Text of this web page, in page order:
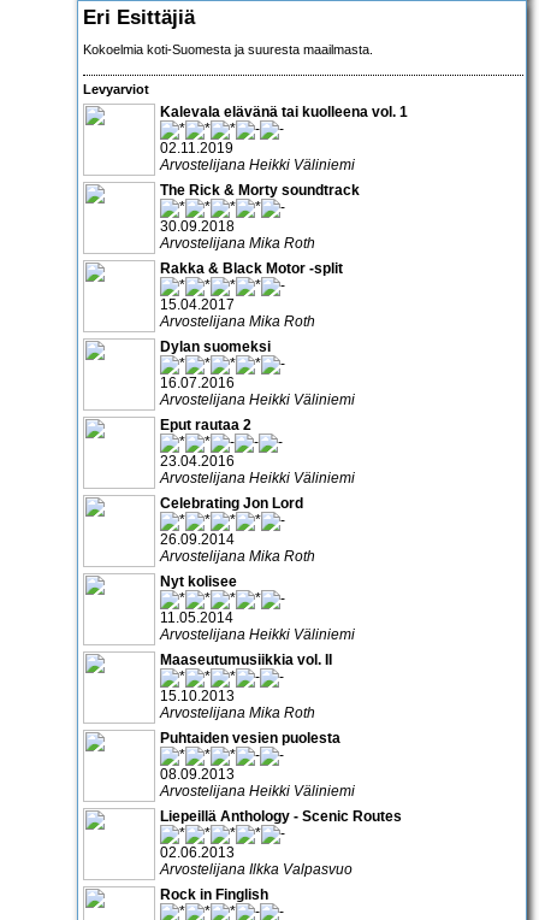
Eri Esittäjiä
Kokoelmia koti-Suomesta ja suuresta maailmasta.
Levyarviot
Kalevala elävänä tai kuolleena vol. 1
02.11.2019
Arvostelijana Heikki Väliniemi
The Rick & Morty soundtrack
30.09.2018
Arvostelijana Mika Roth
Rakka & Black Motor -split
15.04.2017
Arvostelijana Mika Roth
Dylan suomeksi
16.07.2016
Arvostelijana Heikki Väliniemi
Eput rautaa 2
23.04.2016
Arvostelijana Heikki Väliniemi
Celebrating Jon Lord
26.09.2014
Arvostelijana Mika Roth
Nyt kolisee
11.05.2014
Arvostelijana Heikki Väliniemi
Maaseutumusiikkia vol. II
15.10.2013
Arvostelijana Mika Roth
Puhtaiden vesien puolesta
08.09.2013
Arvostelijana Heikki Väliniemi
Liepeillä Anthology - Scenic Routes
02.06.2013
Arvostelijana Ilkka Valpasvuo
Rock in Finglish